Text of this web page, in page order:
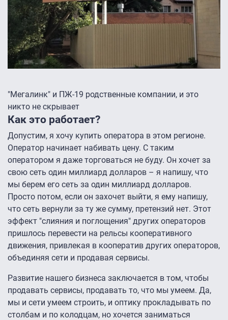
"Мегалинк" и ПЖ-19 родственные компании, и это
никто не скрывает
Как это работает?
Допустим, я хочу купить оператора в этом регионе.
Оператор начинает набивать цену. С таким
оператором я даже торговаться не буду. Он хочет за
свою сеть один миллиард долларов – я напишу, что
мы берем его сеть за один миллиард долларов.
Просто потом, если он захочет выйти, я ему напишу,
что сеть вернули за ту же сумму, претензий нет. Этот
эффект "слияния и поглощения" других операторов
пришлось перевести на рельсы кооперативного
движения, привлекая в кооператив других операторов,
объединяя сети и продавая сервисы.
Развитие нашего бизнеса заключается в том, чтобы
продавать сервисы, продавать то, что мы умеем. Да,
мы и сети умеем строить, и оптику прокладывать по
столбам и по колодцам, но хочется заниматься